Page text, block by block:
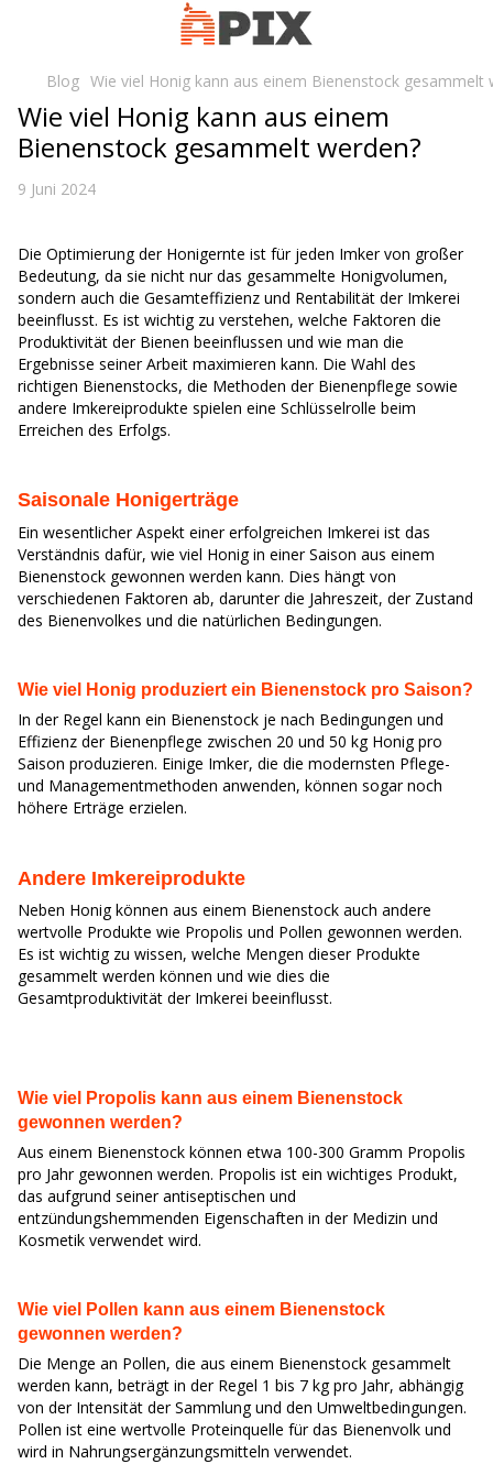
Blog Wie viel Honig kann aus einem Bienenstock gesammelt
Wie viel Honig kann aus einem
Bienenstock gesammelt werden?
9 Juni 2024
Die Optimierung der Honigernte ist für jeden Imker von großer
Bedeutung, da sie nicht nur das gesammelte Honigvolumen,
sondern auch die Gesamteffizienz und Rentabilität der Imkerei
beeinflusst. Es ist wichtig zu verstehen, welche Faktoren die
Produktivität der Bienen beeinflussen und wie man die
Ergebnisse seiner Arbeit maximieren kann. Die Wahl des
richtigen Bienenstocks, die Methoden der Bienenpflege sowie
andere Imkereiprodukte spielen eine Schlüsselrolle beim
Erreichen des Erfolgs.
Saisonale Honigerträge
Ein wesentlicher Aspekt einer erfolgreichen Imkerei ist das
Verständnis dafür, wie viel Honig in einer Saison aus einem
Bienenstock gewonnen werden kann. Dies hängt von
verschiedenen Faktoren ab, darunter die Jahreszeit, der Zustand
des Bienenvolkes und die natürlichen Bedingungen.
Wie viel Honig produziert ein Bienenstock pro Saison?
In der Regel kann ein Bienenstock je nach Bedingungen und
Effizienz der Bienenpflege zwischen 20 und 50 kg Honig pro
Saison produzieren. Einige Imker, die die modernsten Pflege-
und Managementmethoden anwenden, können sogar noch
höhere Erträge erzielen.
Andere Imkereiprodukte
Neben Honig können aus einem Bienenstock auch andere
wertvolle Produkte wie Propolis und Pollen gewonnen werden.
Es ist wichtig zu wissen, welche Mengen dieser Produkte
gesammelt werden können und wie dies die
Gesamtproduktivität der Imkerei beeinflusst.
Wie viel Propolis kann aus einem Bienenstock
gewonnen werden?
Aus einem Bienenstock können etwa 100-300 Gramm Propolis
pro Jahr gewonnen werden. Propolis ist ein wichtiges Produkt,
das aufgrund seiner antiseptischen und
entzündungshemmenden Eigenschaften in der Medizin und
Kosmetik verwendet wird.
Wie viel Pollen kann aus einem Bienenstock
gewonnen werden?
Die Menge an Pollen, die aus einem Bienenstock gesammelt
werden kann, beträgt in der Regel 1 bis 7 kg pro Jahr, abhängig
von der Intensität der Sammlung und den Umweltbedingungen.
Pollen ist eine wertvolle Proteinquelle für das Bienenvolk und
wird in Nahrungsergänzungsmitteln verwendet.